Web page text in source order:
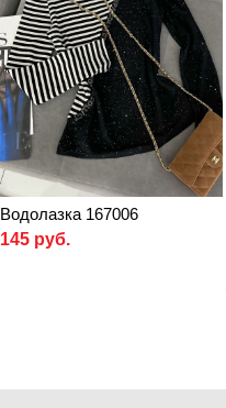
Водолазка 167006
145 руб.